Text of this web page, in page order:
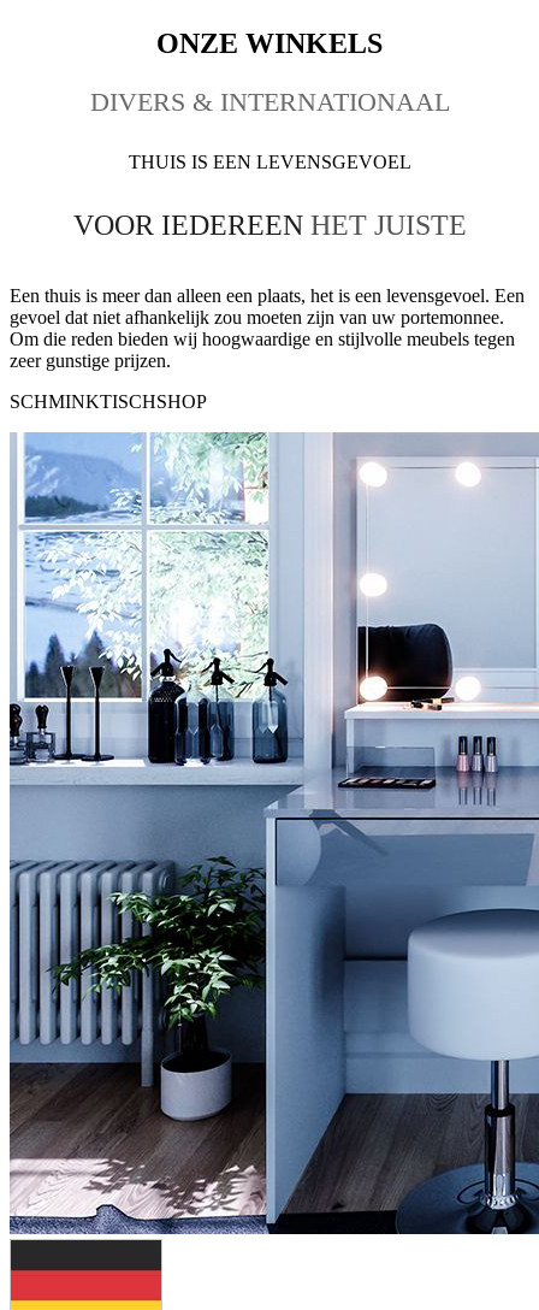
ONZE WINKELS
DIVERS & INTERNATIONAAL
THUIS IS EEN LEVENSGEVOEL
VOOR IEDEREEN HET JUISTE
Een thuis is meer dan alleen een plaats, het is een levensgevoel. Een
gevoel dat niet afhankelijk zou moeten zijn van uw portemonnee.
Om die reden bieden wij hoogwaardige en stijlvolle meubels tegen
zeer gunstige prijzen.
SCHMINKTISCHSHOP